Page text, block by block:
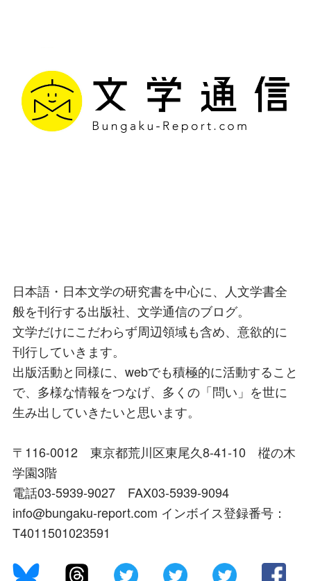
日本語・日本文学の研究書を中心に、人文学書全
般を刊行する出版社、文学通信のブログ。
文学だけにこだわらず周辺領域も含め、意欲的に
刊行していきます。
出版活動と同様に、webでも積極的に活動すること
で、多様な情報をつなげ、多くの「問い」を世に
生み出していきたいと思います。
〒116-0012 東京都荒川区東尾久8-41-10 樅の木
学園3階
電話03-5939-9027 FAX03-5939-9094
info@bungaku-report.com インボイス登録番号：
T4011501023591